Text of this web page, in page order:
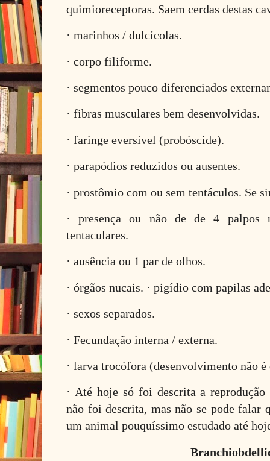
quimioreceptoras. Saem cerdas destas
· marinhos / dulcícolas.
· corpo filiforme.
· segmentos pouco diferenciados
· fibras musculares bem desenvolvidas.
· faringe eversível (probóscide).
· parapódios reduzidos ou ausentes.
· prostômio com ou sem tentáculos. Se
· presença ou não de de 4 palpos
tentaculares.
· ausência ou 1 par de olhos.
· órgãos nucais. · pigídio com papilas
· sexos separados.
· Fecundação interna / externa.
· larva trocófora (desenvolvimento não
· Até hoje só foi descrita a reprodução
não foi descrita, mas não se pode falar
um animal pouquíssimo estudado até